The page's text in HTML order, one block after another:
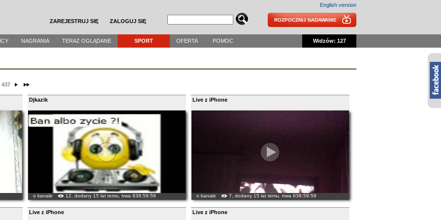
ZAREJESTRUJ SIĘ ZALOGUJ SIĘ
English version
ROZPOCZNIJ NADAWANIE
NAGRANIA TERAZ OGLĄDANE SPORT OFERTA POMOC Widzów: 127
437
Djkazik
o kanale 12, dodany 15 lat temu, trwa 838:59:59
Live z iPhone
o kanale 7, dodany 15 lat temu, trwa 838:59:59
Live z iPhone Live z iPhone